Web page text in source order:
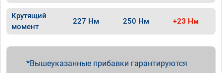
Крутящий
момент
227 Нм 250 Нм +23 Нм
Вышеуказанные прибавки гарантируются